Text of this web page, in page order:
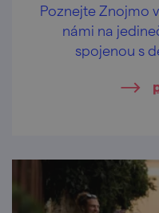
Poznejte Znojmo
námi na
spojenou s